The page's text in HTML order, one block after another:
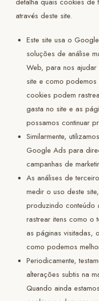
detalha quais cookies
através deste site.
Este site usa o
soluções de análise
Web, para nos
site e como podemos
cookies podem
gasta no site e as
possamos continuar
Similarmente,
Google Ads para
campanhas de
As análises de
medir o uso deste
produzindo conteúdo
rastrear itens como o
as páginas visitadas,
como podemos
Periodicamente,
alterações subtis na
Quando ainda